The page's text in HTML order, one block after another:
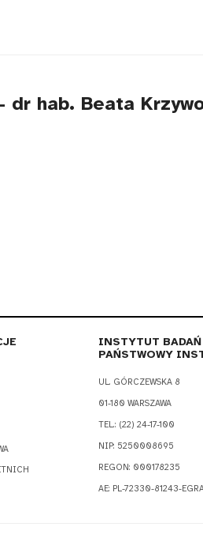
hab. Beata
INSTYTUT BADAŃ
PAŃSTWOWY
UL. GÓRCZEWSKA 8
01-180 WARSZAWA
TEL.: (22) 24-17-100
NIP: 5250008695
REGON: 000178235
AE: PL-72330-81243-